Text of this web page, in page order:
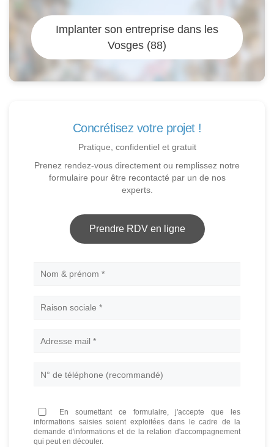
Implanter son entreprise dans les
Vosges (88)
Concrétisez votre projet !
Pratique, confidentiel et gratuit
Prenez rendez-vous directement ou remplissez notre
formulaire pour être recontacté par un de nos
experts.
Prendre RDV en ligne
Nom
En soumettant ce formulaire, j'accepte que les
informations saisies soient exploitées dans le cadre de la
demande d'informations et de la relation d'accompagnement
qui peut en découler.